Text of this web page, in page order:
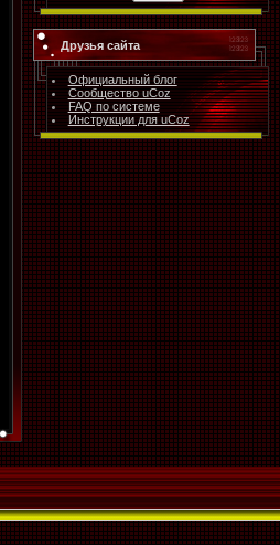
Друзья сайта
Официальный блог
Сообщество uCoz
FAQ по системе
Инструкции для uCoz